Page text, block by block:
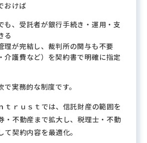
おけば
も、受託者が銀行手続き・運用・支
る
理が完結し、裁判所の関与も不要
介護費など）を契約書で明確に指定
実務的な制度です。
ｔｒｕｓｔでは、信託財産の範囲を
・不動産まで拡大し、税理士・不動
て契約内容を最適化。